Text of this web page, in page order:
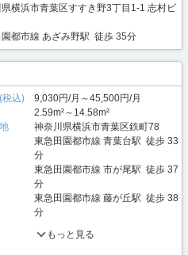
横浜市青葉区すすき野3丁目1-1 志村ビ
都市線 あざみ野駅 徒歩 35分
税込)
9,030円/月～45,500円/月
2.59m²～14.58m²
神奈川県横浜市青葉区鉄町78
東急田園都市線 青葉台駅 徒歩 33
分
東急田園都市線 市が尾駅 徒歩 37
分
東急田園都市線 藤が丘駅 徒歩 38
分
もっと見る